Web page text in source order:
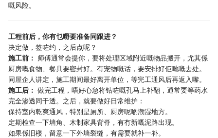
嘅风险。
工程前后，你有乜嘢要准备同跟进？
决定做，签咗约，之后点呢？
施工前： ​ 师傅通常会提你，要将处理区域附近嘅物品搬开，尤其係
厨房嘅食物、餐具要密封好。有宠物嘅话，要安排好佢哋嘅去处。
同屋企人讲定，施工期间最好离开单位，等完工通风后再返入嚟。
施工后： ​ 做完工程，唔好心急将钻咗嘅孔马上补翻，通常要等药水
完全渗透同干透。之后，就要做好日常维护：
保持室内乾爽通风，特别是厕所、厨房呢啲潮湿地方。
定期检查一下墙角、木制家具背脊，有冇新嘅泥路出现。
如果係旧楼，留意一下外墙裂缝，有需要就补一补。